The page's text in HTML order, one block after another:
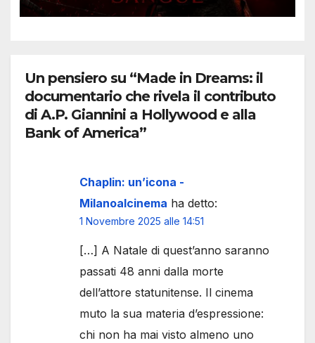
Un pensiero su “Made in Dreams: il
documentario che rivela il contributo
di A.P. Giannini a Hollywood e alla
Bank of America”
Chaplin: un’icona -
Milanoalcinema ha detto:
1 Novembre 2025 alle 14:51
[…] A Natale di quest’anno saranno
passati 48 anni dalla morte
dell’attore statunitense. Il cinema
muto la sua materia d’espressione:
chi non ha mai visto almeno uno